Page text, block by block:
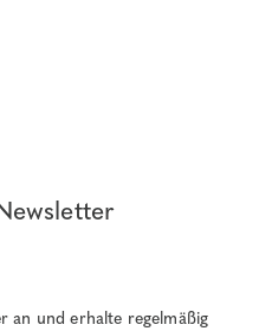
an und erhalte regelmäßig